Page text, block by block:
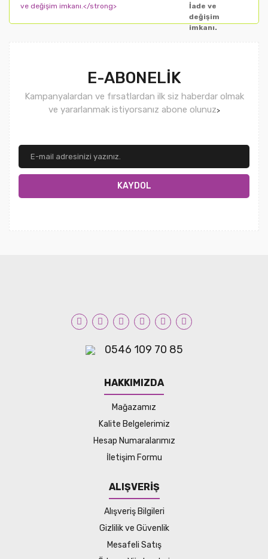
İade ve
değişim
imkanı.
E-ABONELİK
Kampanyalardan ve fırsatlardan ilk siz haberdar olmak
ve yararlanmak istiyorsanız abone olunuz>
KAYDOL
0546 109 70 85
HAKKIMIZDA
Mağazamız
Kalite Belgelerimiz
Hesap Numaralarımız
İletişim Formu
ALIŞVERİŞ
Alışveriş Bilgileri
Gizlilik ve Güvenlik
Mesafeli Satış